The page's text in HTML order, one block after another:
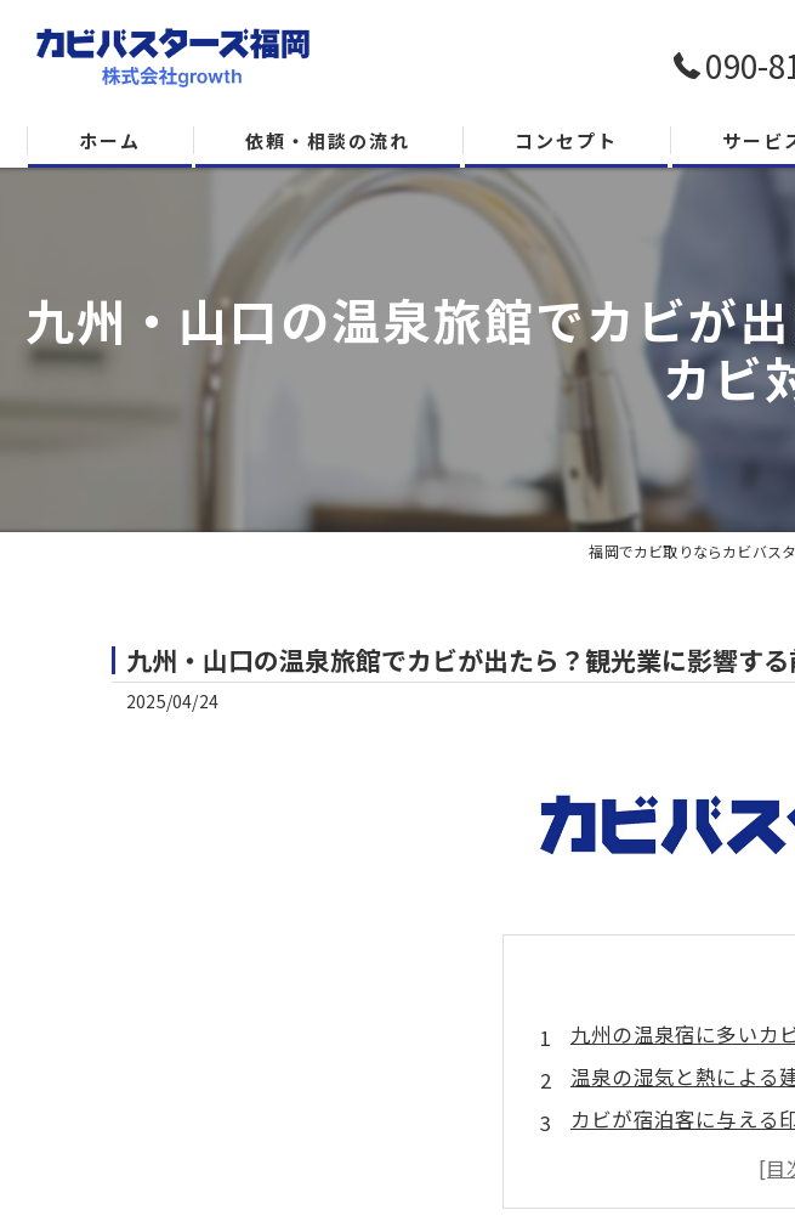
090-
ホーム 依頼・相談の流れ コンセプト サービ
九州・山口の温泉旅館でカビが
カビ
福岡でカビ取りならカビバス
九州・山口の温泉旅館でカビが出たら？観光業に影響す
2025/04/24
九州の温泉宿に多いカ
温泉の湿気と熱による
カビが宿泊客に与える
旅館スタッフによる清
カビ問題と衛生基準：